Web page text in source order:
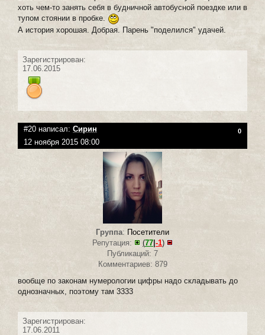
хоть чем-то занять себя в будничной автобусной поездке или в
тупом стоянии в пробке.
А история хорошая. Добрая. Парень "поделился" удачей.
Зарегистрирован:
17.06.2015
#20 написал: Сирин 0
12 ноября 2015 08:00
Группа: Посетители
Репутация:
(77 -1)
Публикаций: 7
Комментариев: 879
вообще по законам нумерологии цифры надо складывать до
однозначных, поэтому там 3333
Зарегистрирован:
17.06.2011